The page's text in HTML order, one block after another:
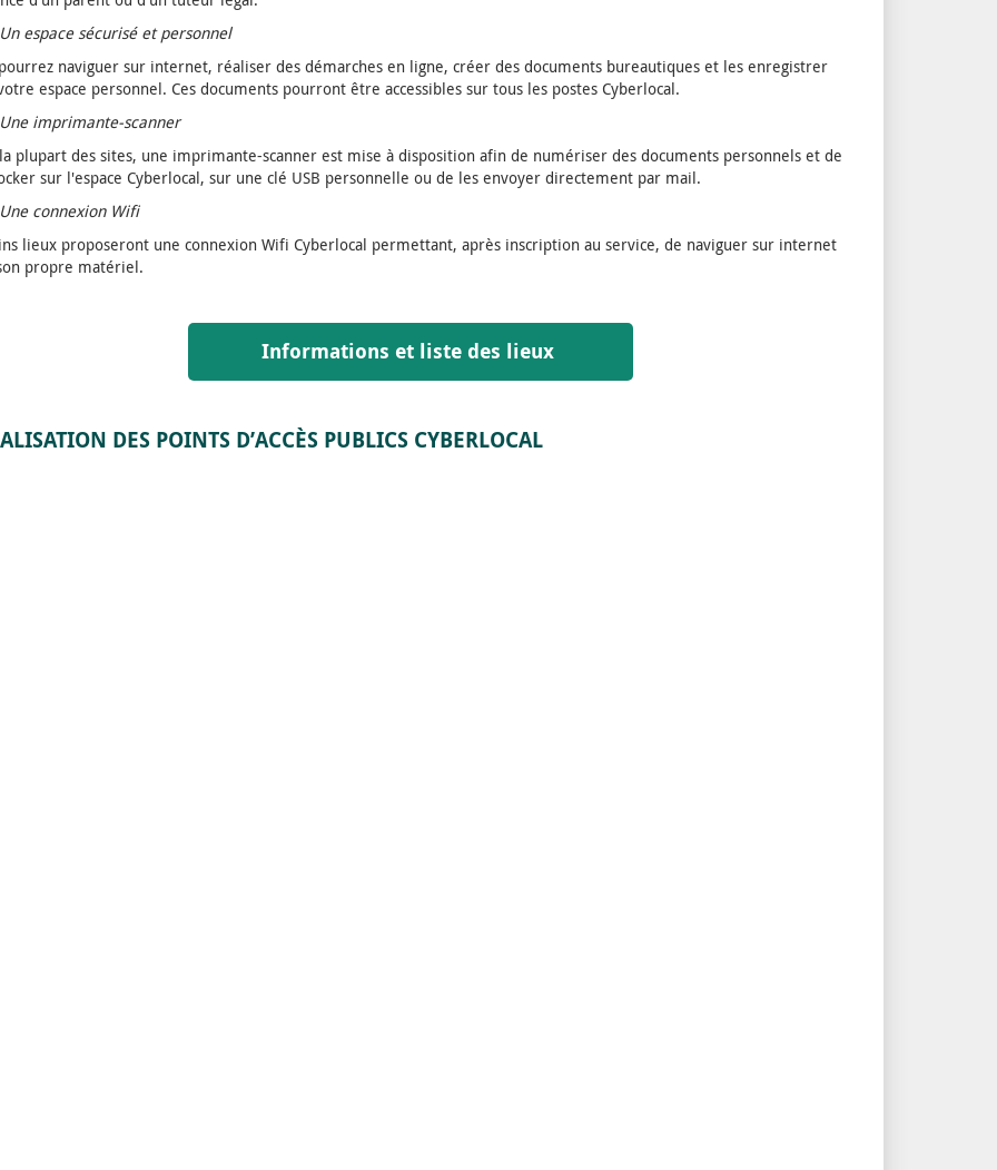
Un espace sécurisé et personnel
naviguer sur internet, réaliser des démarches en ligne, créer des documents bureautiques et les enregistrer
espace personnel. Ces documents pourront être accessibles sur tous les postes Cyberlocal.
Une imprimante-scanner
plupart des sites, une imprimante-scanner est mise à disposition afin de numériser des documents personnels et de
sur l'espace Cyberlocal, sur une clé USB personnelle ou de les envoyer directement par mail.
Une connexion Wifi
lieux proposeront une connexion Wifi Cyberlocal permettant, après inscription au service, de naviguer sur internet
propre matériel.
Informations et liste des lieux
DES POINTS D’ACCÈS PUBLICS CYBERLOCAL